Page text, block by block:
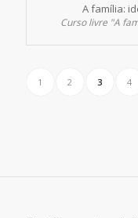
A família:
Curso livre "A
1 2 3 4